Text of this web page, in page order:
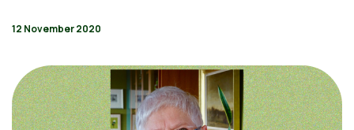
12 November 2020